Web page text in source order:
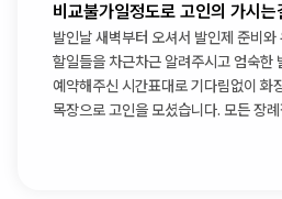
비교불가일정도로 고인의 가시
득채워주셨습니다
발인날 새벽부터 오셔서 발인제 준비
할일들을 차근차근 알려주시고 엄숙한
예약해주신 시간표대로 기다림없이 화
목장으로 고인을 모셨습니다. 모든 장